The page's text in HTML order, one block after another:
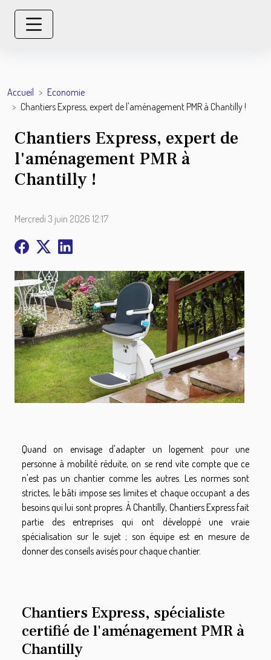
Accueil
Economie
Chantiers Express, expert de l'aménagement PMR à Chantilly !
Chantiers Express, expert de
l'aménagement PMR à
Chantilly !
Mercredi 3 juin 2026 12:17
Quand on envisage d'adapter un logement pour une
personne à mobilité réduite, on se rend vite compte que ce
n'est pas un chantier comme les autres. Les normes sont
strictes, le bâti impose ses limites et chaque occupant a des
besoins qui lui sont propres. À Chantilly, Chantiers Express fait
partie des entreprises qui ont développé une vraie
spécialisation sur le sujet ; son équipe est en mesure de
donner des conseils avisés pour chaque chantier.
Chantiers Express, spécialiste
certifié de l'aménagement PMR à
Chantilly